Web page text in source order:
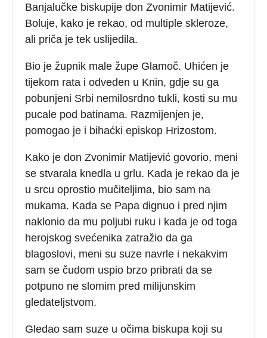
Banjalučke biskupije don Zvonimir Matijević.
Boluje, kako je rekao, od multiple skleroze,
ali priča je tek uslijedila.
Bio je župnik male župe Glamoč. Uhićen je
tijekom rata i odveden u Knin, gdje su ga
pobunjeni Srbi nemilosrdno tukli, kosti su mu
pucale pod batinama. Razmijenjen je,
pomogao je i bihaćki episkop Hrizostom.
Kako je don Zvonimir Matijević govorio, meni
se stvarala knedla u grlu. Kada je rekao da je
u srcu oprostio mučiteljima, bio sam na
mukama. Kada se Papa dignuo i pred njim
naklonio da mu poljubi ruku i kada je od toga
herojskog svećenika zatražio da ga
blagoslovi, meni su suze navrle i nekakvim
sam se čudom uspio brzo pribrati da se
potpuno ne slomim pred milijunskim
gledateljstvom.
Gledao sam suze u očima biskupa koji su